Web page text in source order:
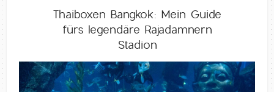
Thaiboxen Bangkok: Mein Guide
fürs legendäre Rajadamnern
Stadion